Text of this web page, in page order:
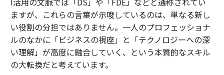
ますが、これらの言葉が示唆しているのは、単なる新し
い役割の分担ではありません。一人のプロフェッショナ
ルのなかに「ビジネスの視座」と「テクノロジーへの深
い理解」が高度に融合していく、という本質的なスキル
の大転換だと考えています。